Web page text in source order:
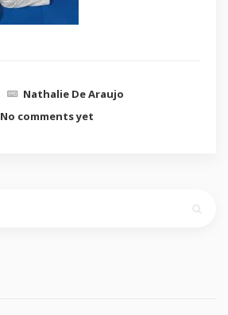
Nathalie De Araujo
No comments yet